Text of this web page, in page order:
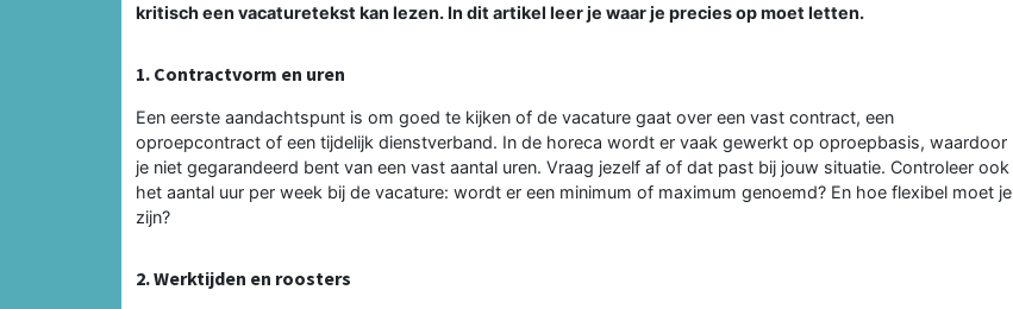
kritisch een vacaturetekst kan lezen. In dit artikel leer je waar je precies op moet letten.
1. Contractvorm en uren
Een eerste aandachtspunt is om goed te kijken of de vacature gaat over een vast contract, een
oproepcontract of een tijdelijk dienstverband. In de horeca wordt er vaak gewerkt op oproepbasis, waardoor
je niet gegarandeerd bent van een vast aantal uren. Vraag jezelf af of dat past bij jouw situatie. Controleer ook
het aantal uur per week bij de vacature: wordt er een minimum of maximum genoemd? En hoe flexibel moet je
zijn?
2. Werktijden en roosters